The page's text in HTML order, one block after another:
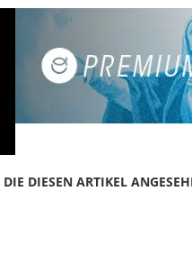
DIESEN ARTIKEL